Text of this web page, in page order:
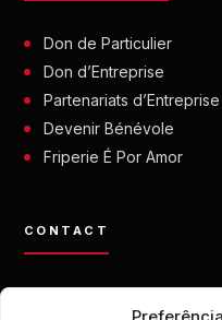
Don de Particulier
Don d’Entreprise
Partenariats d’Entreprise
Devenir Bénévole
Friperie É Por Amor
CONTACT